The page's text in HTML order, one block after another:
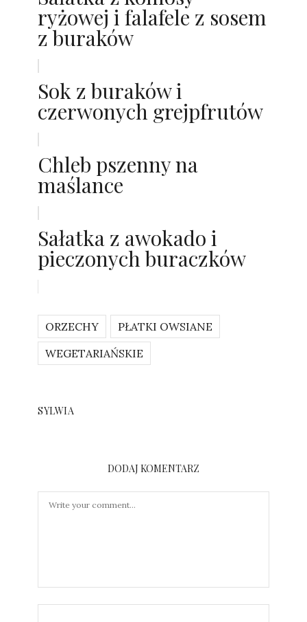
ryżowej i falafele z sosem
z buraków
Sok z buraków i
czerwonych grejpfrutów
Chleb pszenny na
maślance
Sałatka z awokado i
pieczonych buraczków
ORZECHY
PŁATKI OWSIANE
WEGETARIAŃSKIE
SYLWIA
DODAJ KOMENTARZ